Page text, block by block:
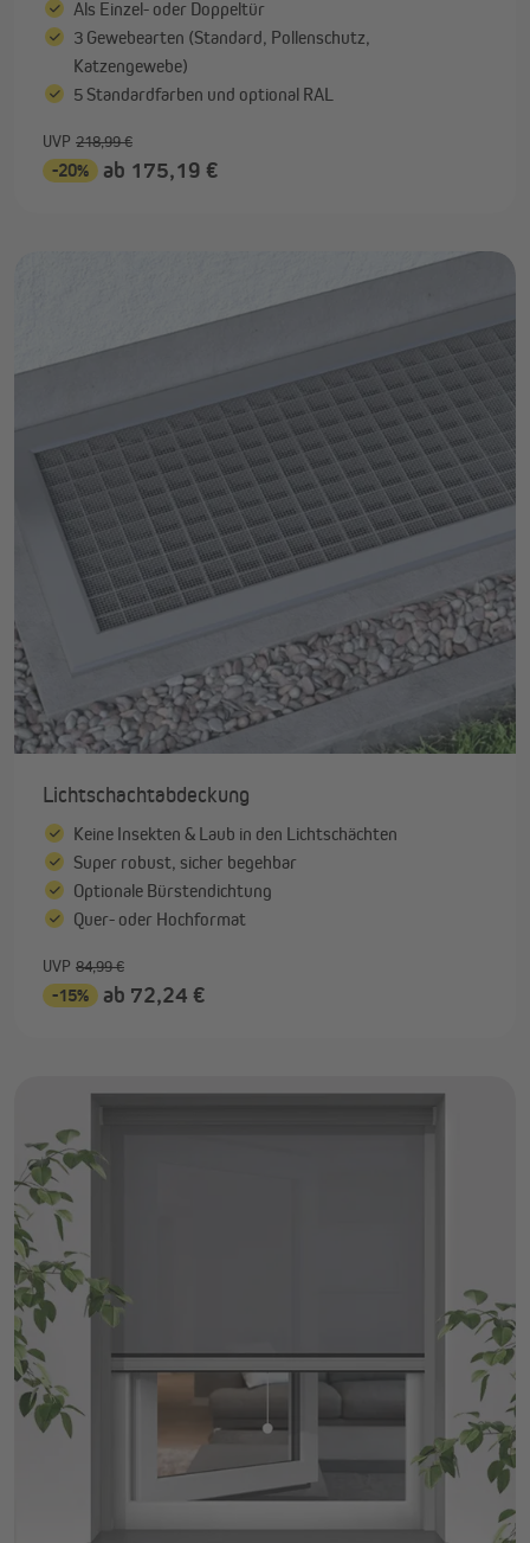
Als Einzel- oder Doppeltür
3 Gewebearten (Standard, Pollenschutz,
Katzengewebe)
5 Standardfarben und optional RAL
UVP 218,99 €
-20% ab 175,19 €
Lichtschachtabdeckung
Keine Insekten & Laub in den Lichtschächten
Super robust, sicher begehbar
Optionale Bürstendichtung
Quer- oder Hochformat
UVP 84,99 €
-15% ab 72,24 €